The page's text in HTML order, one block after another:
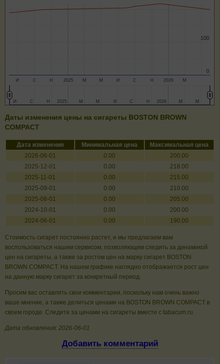
2025 2026
И С Н М М И С Н М
0
0
100
100
2025
2025 2026
2026
ИИ С
С НН М
М М
М ИИ С
С НН М
М М
М
Даты изменения цены на сигареты BOSTON BROWN
COMPACT
Дата изменения Минимальная цена
Максимальная цена
2026-06-01
0.00
200.00
2025-12-01
0.00
218.00
2025-11-01
0.00
215.00
2025-09-01
0.00
210.00
2025-08-01
0.00
205.00
2024-10-01
0.00
200.00
2024-06-01
0.00 190.00
Стоимость сигарет постоянно растет, и мы предлагаем вам
воспользоваться нашим сервисом, позволяющим следить за динамикой
цен на сигареты, а также за ростом цен на марку сигарет BOSTON
BROWN COMPACT. На нашем графике наглядно отображается рост цен
на данную марку сигарет за конкретный период.
Просим вас оставлять свои комментарии, поскольку нам очень важно
ваше мнение, а также делиться ценами на BOSTON BROWN COMPACT в
своем городе. Следите за ценами на сигареты вместе с tabacum.ru
Дата обновления: 2026-06-01
Добавить комментарий